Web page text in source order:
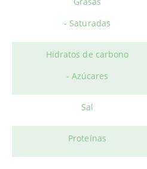
- Saturadas
Hidratos de carbono
- Azúcares
Sal
Proteínas